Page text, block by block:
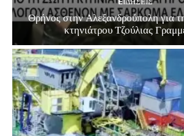
Θρήνος στην Αλεξανδρούπολη για
κτηνιάτρου Τζούλιας